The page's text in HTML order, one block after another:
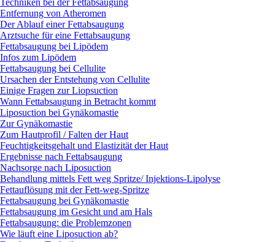
Techniken bei der Fettabsaugung
Entfernung von Atheromen
Der Ablauf einer Fettabsaugung
Arztsuche für eine Fettabsaugung
Fettabsaugung bei Lipödem
Infos zum Lipödem
Fettabsaugung bei Cellulite
Ursachen der Entstehung von Cellulite
Einige Fragen zur Liopsuction
Wann Fettabsaugung in Betracht kommt
Liposuction bei Gynäkomastie
Zur Gynäkomastie
Zum Hautprofil / Falten der Haut
Feuchtigkeitsgehalt und Elastizität der Haut
Ergebnisse nach Fettabsaugung
Nachsorge nach Liposuction
Behandlung mittels Fett weg Spritze/ Injektions-Lipolyse
Fettauflösung mit der Fett-weg-Spritze
Fettabsaugung bei Gynäkomastie
Fettabsaugung im Gesicht und am Hals
Fettabsaugung: die Problemzonen
Wie läuft eine Liposuction ab?